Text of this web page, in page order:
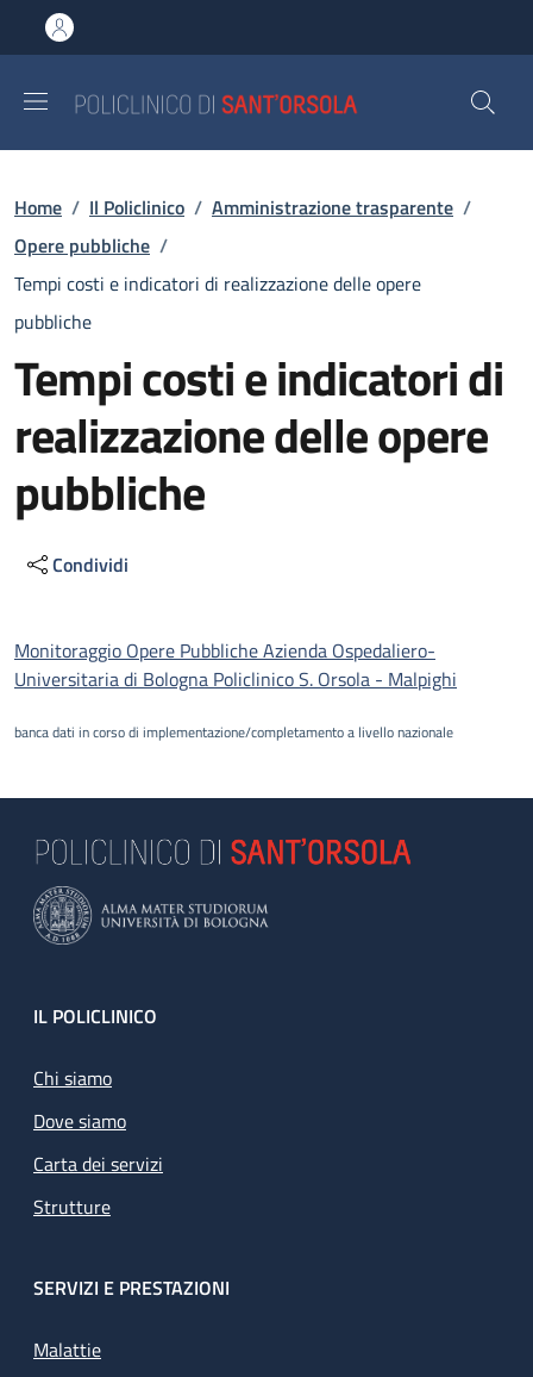
al contenuto principale
to footer content
Briciole di pane
Home / Il Policlinico / Amministrazione trasparente /
Opere pubbliche /
Tempi costi e indicatori di realizzazione delle opere
pubbliche
Tempi costi e indicatori di
realizzazione delle opere
pubbliche
Condividi
Descrizione
Monitoraggio Opere Pubbliche Azienda Ospedaliero-
Universitaria di Bologna Policlinico S. Orsola - Malpighi
banca dati in corso di implementazione/completamento a livello nazionale
Footer
IL POLICLINICO
Chi siamo
Dove siamo
Carta dei servizi
Strutture
SERVIZI E PRESTAZIONI
Malattie